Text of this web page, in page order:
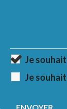
Je
Je